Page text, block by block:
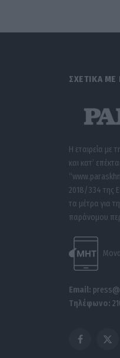
ΣΧΕΤΙΚΑ ΜΕ
Η εταιρεία με
και κατ’
2018/334 της
τα μέτρα για
παράνομου
Email:
Τηλέφωνο:
Facebook
X